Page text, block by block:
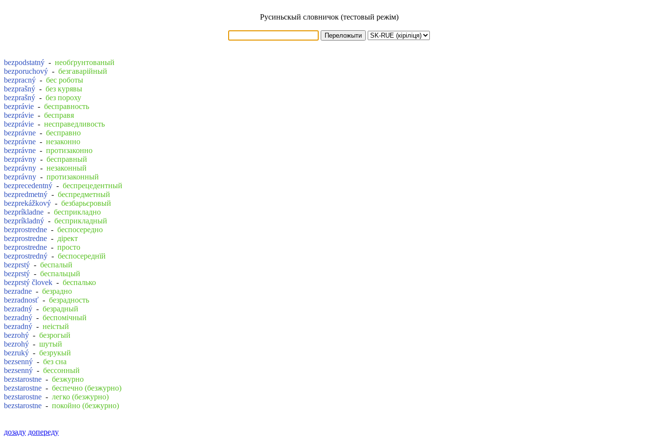
Русиньскый словничок (тестовый режім)
bezpodstatný - необґрунтованый
bezporuchový - безгаварійный
bezpracný - бес роботы
bezprašný - без курявы
bezprašný - без пороху
bezprávie - бесправность
bezprávie - бесправя
bezprávie - несправедливость
bezprávne - бесправно
bezprávne - незаконно
bezprávne - протизаконно
bezprávny - бесправный
bezprávny - незаконный
bezprávny - протизаконный
bezprecedentný - беспрецедентный
bezpredmetný - беспредметный
bezprekážkový - безбарьєровый
bezpríkladne - бесприкладно
bezpríkladný - бесприкладный
bezprostredne - беспосередно
bezprostredne - дірект
bezprostredne - просто
bezprostredný - беспосереднїй
bezprstý - беспалый
bezprstý - беспальцый
bezprstý človek - беспалько
bezradne - безрадно
bezradnosť - безрадность
bezradný - безрадный
bezradný - беспомічный
bezradný - неістый
bezrohý - безрогый
bezrohý - шутый
bezruký - безрукый
bezsenný - без сна
bezsenný - бессонный
bezstarostne - безжурно
bezstarostne - беспечно (безжурно)
bezstarostne - легко (безжурно)
bezstarostne - покойно (безжурно)
дозаду допереду